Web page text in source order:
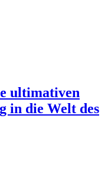
ultimativen
in die Welt des